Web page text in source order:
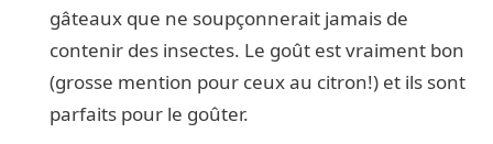
gâteaux que ne soupçonnerait jamais de
contenir des insectes. Le goût est vraiment bon
(grosse mention pour ceux au citron!) et ils sont
parfaits pour le goûter.